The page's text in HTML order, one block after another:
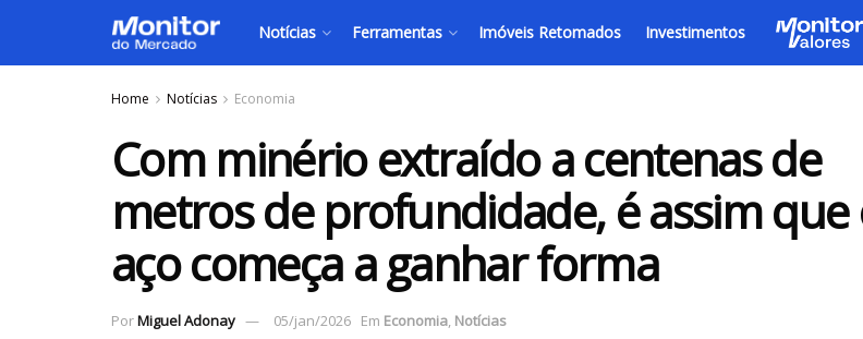
Notícias Ferramentas Imóveis Retomados Investimentos
Home Notícias Economia
Com minério extraído a centenas de
metros de profundidade, é assim que
aço começa a ganhar forma
PorMiguel Adonay 05/jan/2026 Em Economia, Notícias